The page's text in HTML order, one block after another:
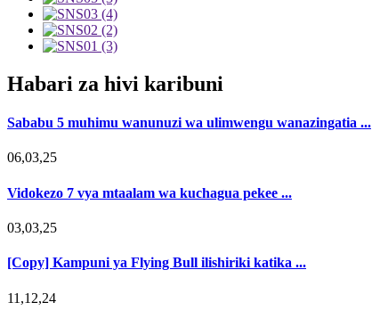
Habari za hivi karibuni
Sababu 5 muhimu wanunuzi wa ulimwengu wanazingatia ...
06,03,25
Vidokezo 7 vya mtaalam wa kuchagua pekee ...
03,03,25
[Copy] Kampuni ya Flying Bull ilishiriki katika ...
11,12,24